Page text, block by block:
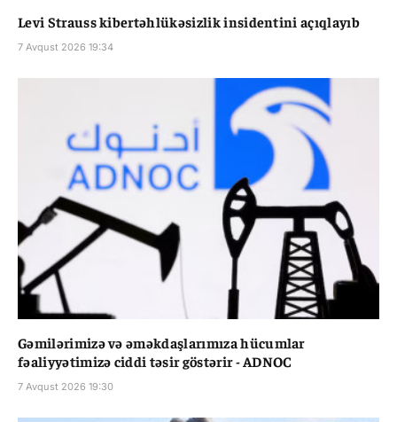
Levi Strauss kibertəhlükəsizlik insidentini açıqlayıb
7 Avqust 2026 19:34
Gəmilərimizə və əməkdaşlarımıza hücumlar
fəaliyyətimizə ciddi təsir göstərir - ADNOC
7 Avqust 2026 19:30